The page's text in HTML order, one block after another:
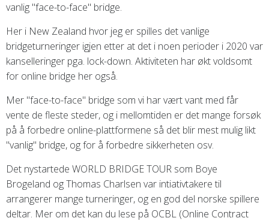
vanlig "face-to-face" bridge.
Her i New Zealand hvor jeg er spilles det vanlige
bridgeturneringer igjen etter at det i noen perioder i 2020 var
kanselleringer pga. lock-down. Aktiviteten har økt voldsomt
for online bridge her også.
Mer "face-to-face" bridge som vi har vært vant med får
vente de fleste steder, og i mellomtiden er det mange forsøk
på å forbedre online-plattformene så det blir mest mulig likt
"vanlig" bridge, og for å forbedre sikkerheten osv.
Det nystartede WORLD BRIDGE TOUR som Boye
Brogeland og Thomas Charlsen var intiativtakere til
arrangerer mange turneringer, og en god del norske spillere
deltar. Mer om det kan du lese på OCBL (Online Contract